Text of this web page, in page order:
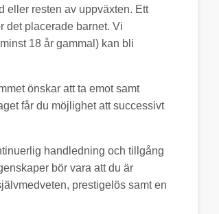
eller resten av uppväxten. Ett
det placerade barnet. Vi
18 år gammal) kan bli
önskar att ta emot samt
får du möjlighet att successivt
handledning och tillgång
bör vara att du är
prestigelös samt en